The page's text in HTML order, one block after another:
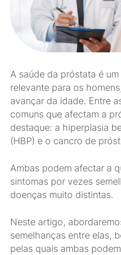
A saúde da próstata é
relevante para os
avançar da idade. Entre
comuns que afectam a
destaque: a hiperplasia
(HBP) e o cancro de
Ambas podem afectar a
sintomas por vezes
doenças muito distintas.
Neste artigo,
semelhanças entre elas,
pelas quais ambas